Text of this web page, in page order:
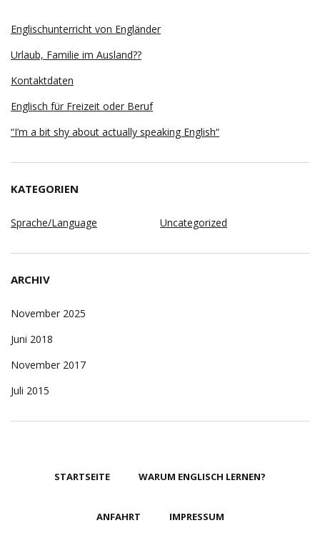
Englischunterricht von Engländer
Urlaub, Familie im Ausland??
Kontaktdaten
Englisch für Freizeit oder Beruf
“I’m a bit shy about actually speaking English“
KATEGORIEN
Sprache/Language Uncategorized
ARCHIV
November 2025
Juni 2018
November 2017
Juli 2015
STARTSEITE WARUM ENGLISCH LERNEN?
ANFAHRT IMPRESSUM